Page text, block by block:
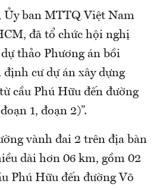
Ủy ban MTTQ Việt Nam
đã tổ chức hội nghị
thảo Phương án bồi
cư dự án xây dựng
cầu Phú Hữu đến đường
1, đoạn 2)”.
vành đai 2 trên địa bàn
dài hơn 06 km, gồm 02
Phú Hữu đến đường Võ